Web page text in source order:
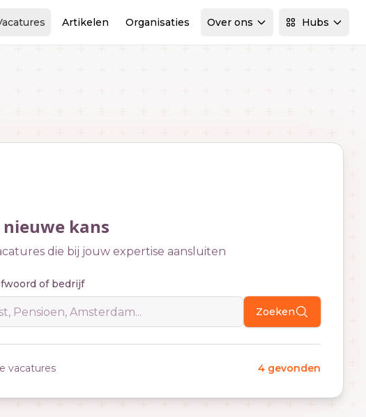
Artikelen Organisaties Over ons Hubs
kans
die bij jouw expertise aansluiten
of bedrijf
Zoeken
vacatures 4 gevonden